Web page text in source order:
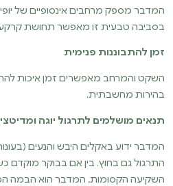
המדבר מספק מרחבים אינסופיים של
בסביבה טבעית זו מאפשר תחושת
זמן להתבוננות פנימית
השקט והמרחב מאפשרים זמן איכות
בהירות מחשבתית.
תנאים מושלמים לתרגול יוגה
המדבר ידוע באקלים היבש והנעים
התרגול גם בחוץ. בין אם בבוקר
השקיעה הקסומות, המדבר הוא הבמה